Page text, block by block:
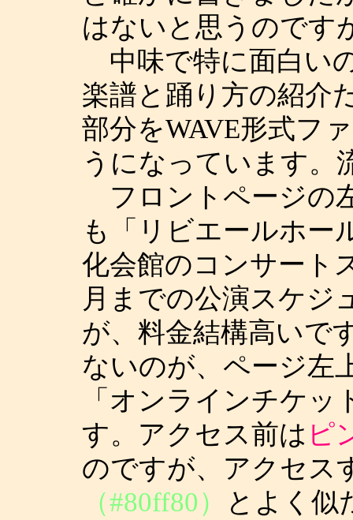
はないと思うのです
中味で特に面白い
楽譜と踊り方の紹介
部分をWAVE形式フ
うになっています。
フロントページの
も「リビエールホー
化会館のコンサート
月までの公演スケジ
が、料金結構高いで
ないのが、ページ左
「オンラインチケ
す。アクセス前は ピ
のですが、アクセス
（#80ff80）
とよく似